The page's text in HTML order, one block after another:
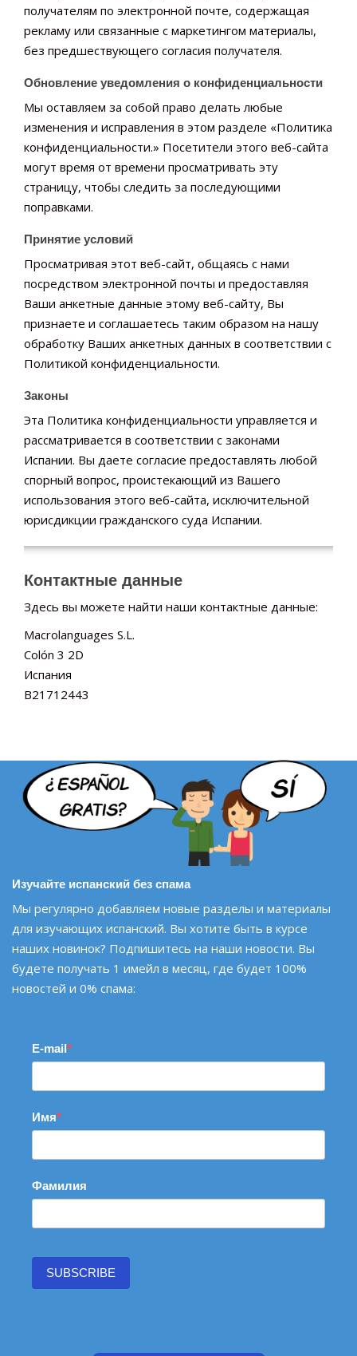
получателям по электронной почте, содержащая
рекламу или связанные с маркетингом материалы,
без предшествующего согласия получателя.
Обновление уведомления о конфиденциальности
Мы оставляем за собой право делать любые
изменения и исправления в этом разделе «Политика
конфиденциальности.» Посетители этого веб-сайта
могут время от времени просматривать эту
страницу, чтобы следить за последующими
поправками.
Принятие условий
Просматривая этот веб-сайт, общаясь с нами
посредством электронной почты и предоставляя
Ваши анкетные данные этому веб-сайту, Вы
признаете и соглашаетесь таким образом на нашу
обработку Ваших анкетных данных в соответствии с
Политикой конфиденциальности.
Законы
Эта Политика конфиденциальности управляется и
рассматривается в соответствии с законами
Испании. Вы даете согласие предоставлять любой
спорный вопрос, проистекающий из Вашего
использования этого веб-сайта, исключительной
юрисдикции гражданского суда Испании.
Контактные данные
Здесь вы можете найти наши контактные данные:
Macrolanguages S.L.
Colón 3 2D
Испания
B21712443
Изучайте испанский без спама
Мы регулярно добавляем новые разделы и материалы
для изучающих испанский. Вы хотите быть в курсе
наших новинок? Подпишитесь на наши новости. Вы
будете получать 1 имейл в месяц, где будет 100%
новостей и 0% спама:
E-mail
Имя
Фамилия
SUBSCRIBE